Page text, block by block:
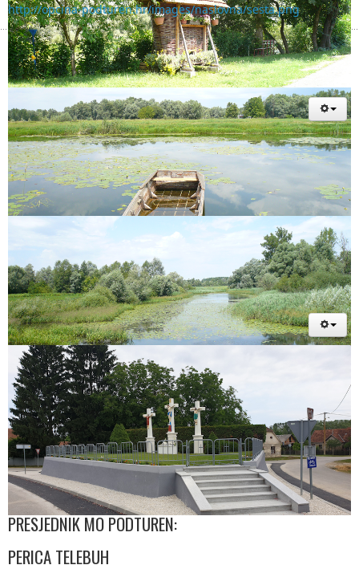
http://opcina-podturen.hr/images/naslovna/sesta.png
NATJEČAJ ZA DODJELU STIPENDIJA
TEKST NATJEČAJA
OBRAZAC
Mjesni odbori
ODLUKA O IZBORIMA ČANOVA VIJEĆA MJESNIH ODNORA
NA PODRUČJU OPĆINE PODTUREN
MO PODTUREN
PRESJEDNIK MO PODTUREN:
PERICA TELEBUH